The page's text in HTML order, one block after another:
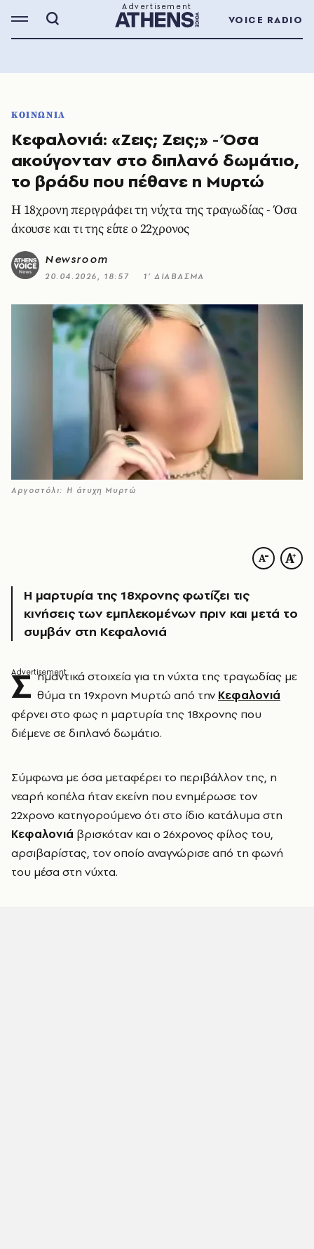
VOICE RADIO
ΚΟΙΝΩΝΙΑ
Κεφαλονιά: «Ζεις; Ζεις;» - Όσα
ακούγονταν στο διπλανό δωμάτιο,
το βράδυ που πέθανε η Μυρτώ
Η 18χρονη περιγράφει τη νύχτα της τραγωδίας - Όσα
άκουσε και τι της είπε ο 22χρονος
Newsroom
20.04.2026, 18:57 1’ ΔΙΑΒΑΣΜΑ
Αργοστόλι: Η άτυχη Μυρτώ
Η μαρτυρία της 18χρονης φωτίζει τις
κινήσεις των εμπλεκομένων πριν και μετά το
συμβάν στη Κεφαλονιά
Σ ημαντικά στοιχεία για τη νύχτα της τραγωδίας με
θύμα τη 19χρονη Μυρτώ από την Κεφαλονιά
φέρνει στο φως η μαρτυρία της 18χρονης που
διέμενε σε διπλανό δωμάτιο.
Σύμφωνα με όσα μεταφέρει το περιβάλλον της, η
νεαρή κοπέλα ήταν εκείνη που ενημέρωσε τον
22χρονο κατηγορούμενο ότι στο ίδιο κατάλυμα στη
Κεφαλονιά βρισκόταν και ο 26χρονος φίλος του,
αρσιβαρίστας, τον οποίο αναγνώρισε από τη φωνή
του μέσα στη νύχτα.